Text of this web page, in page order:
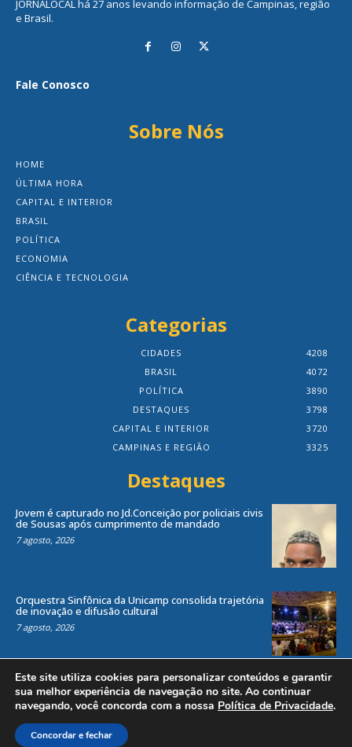
JORNALOCAL há 27 anos levando informação de Campinas, região
e Brasil.
Fale Conosco
Sobre Nós
HOME
ÚLTIMA HORA
CAPITAL E INTERIOR
BRASIL
POLÍTICA
ECONOMIA
CIÊNCIA E TECNOLOGIA
Categorias
CIDADES
4208
BRASIL
4072
POLÍTICA
3890
DESTAQUES
3798
CAPITAL E INTERIOR
3720
CAMPINAS E REGIÃO
3325
Destaques
Jovem é capturado no Jd.Conceição por policiais civis
de Sousas após cumprimento de mandado
7 agosto, 2026
Orquestra Sinfônica da Unicamp consolida trajetória
de inovação e difusão cultural
7 agosto, 2026
Todos os direitos reservados ao site Jornal Local® -by
Agência Criosites (
Este site utiliza cookies para personalizar conteúdos e garantir
sua melhor experiência de navegação no site. Ao continuar
navegando, você concorda com a nossa Política de Privacidade.
Concordar e fechar